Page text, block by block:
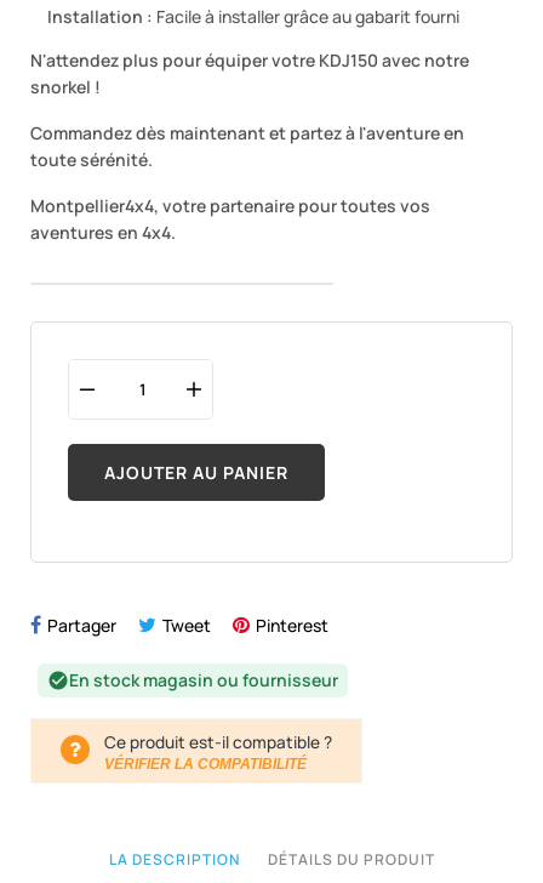
Installation : Facile à installer grâce au gabarit fourni
N'attendez plus pour équiper votre KDJ150 avec notre
snorkel !
Commandez dès maintenant et partez à l'aventure en
toute sérénité.
Montpellier4x4, votre partenaire pour toutes vos
aventures en 4x4.
AJOUTER AU PANIER
Partager Tweet Pinterest
check_circleEn stock magasin ou fournisseur
Ce produit est-il compatible ?
VÉRIFIER LA COMPATIBILITÉ
LA DESCRIPTION DÉTAILS DU PRODUIT